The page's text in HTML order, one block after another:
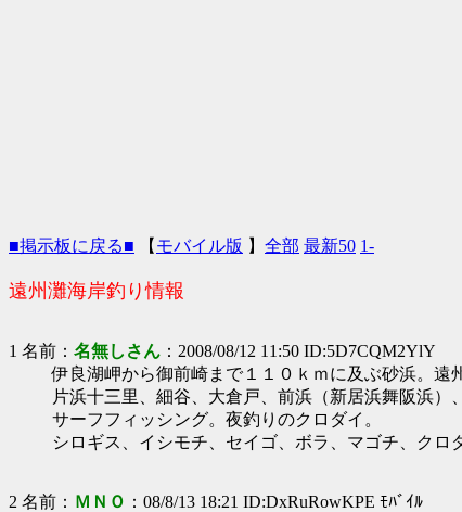
■掲示板に戻る■ 【 モバイル版 】 全部 最新50 1-
遠州灘海岸釣り情報
1 名前： 名無しさん ：2008/08/12 11:50 ID:5D7CQM2YlY
伊良湖岬から御前崎まで１１０ｋｍに及ぶ砂浜。遠
片浜十三里、細谷、大倉戸、前浜（新居浜舞阪浜
サーフフィッシング。夜釣りのクロダイ。
シロギス、イシモチ、セイゴ、ボラ、マゴチ、クロ
2 名前： ＭＮＯ ：08/8/13 18:21 ID:DxRuRowKPE ﾓﾊﾞｲﾙ